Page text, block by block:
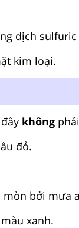
dịch sulfuric
kim loại.
không
đỏ.
mòn bởi mưa
xanh.